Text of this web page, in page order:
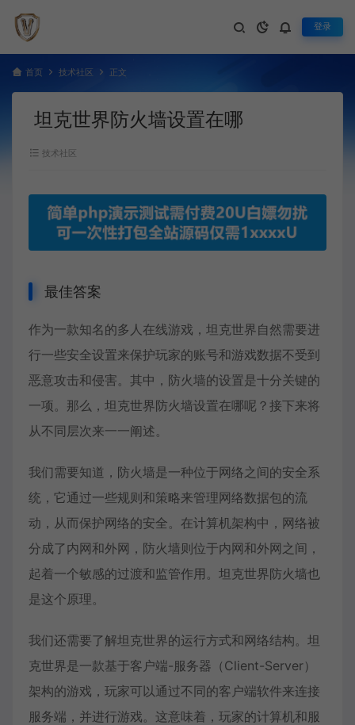
登录
首页 技术社区 正文
坦克世界防火墙设置在哪
技术社区
最佳答案
作为一款知名的多人在线游戏，坦克世界自然需要进
行一些安全设置来保护玩家的账号和游戏数据不受到
恶意攻击和侵害。其中，防火墙的设置是十分关键的
一项。那么，坦克世界防火墙设置在哪呢？接下来将
从不同层次来一一阐述。
我们需要知道，防火墙是一种位于网络之间的安全系
统，它通过一些规则和策略来管理网络数据包的流
动，从而保护网络的安全。在计算机架构中，网络被
分成了内网和外网，防火墙则位于内网和外网之间，
起着一个敏感的过渡和监管作用。坦克世界防火墙也
是这个原理。
我们还需要了解坦克世界的运行方式和网络结构。坦
克世界是一款基于客户端-服务器（Client-Server）
架构的游戏，玩家可以通过不同的客户端软件来连接
服务端，并进行游戏。这意味着，玩家的计算机和服